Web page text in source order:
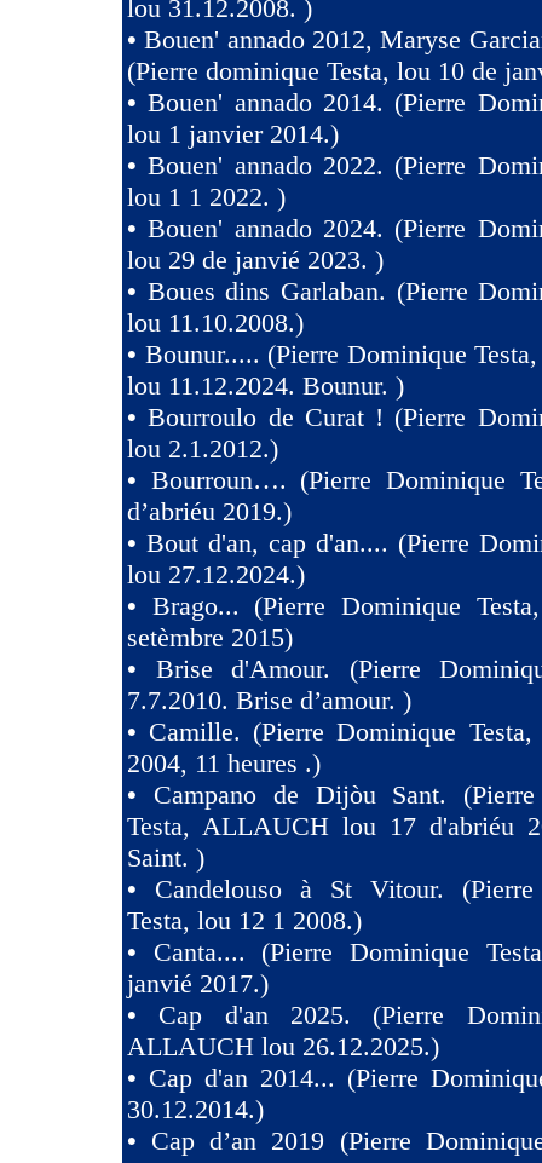
lou 31.12.2008. )
•Bouen' annado 2012, Maryse
(Pierre dominique Testa, lou 10 de
•Bouen' annado 2014. (Pierre
lou 1 janvier 2014.)
•Bouen' annado 2022. (Pierre
lou 1 1 2022. )
•Bouen' annado 2024. (Pierre
lou 29 de janvié 2023. )
• Boues dins Garlaban. (Pierre
lou 11.10.2008.)
• Bounur..... (Pierre Dominique
lou 11.12.2024. Bounur. )
•Bourroulo de Curat ! (Pierre
lou 2.1.2012.)
• Bourroun…. (Pierre Dominique
d’abriéu 2019.)
• Bout d'an, cap d'an.... (Pierre
lou 27.12.2024.)
• Brago... (Pierre Dominique
setèmbre 2015)
• Brise d'Amour. (Pierre
7.7.2010. Brise d’amour. )
• Camille. (Pierre Dominique
2004, 11 heures .)
• Campano de Dijòu Sant.
Testa, ALLAUCH lou 17 d'abriéu
Saint. )
• Candelouso à St Vitour. (Pierre
Testa, lou 12 1 2008.)
• Canta.... (Pierre Dominique
janvié 2017.)
• Cap d'an 2025. (Pierre
ALLAUCH lou 26.12.2025.)
• Cap d'an 2014... (Pierre
30.12.2014.)
• Cap d’an 2019 (Pierre